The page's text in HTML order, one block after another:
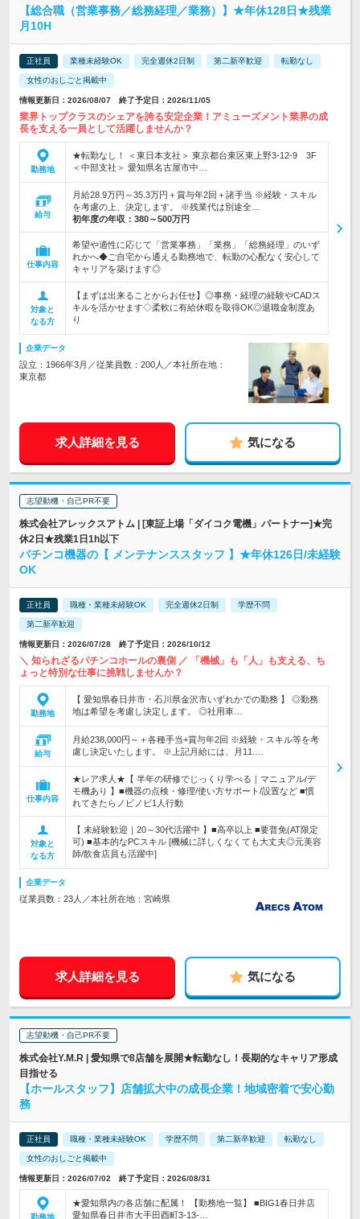
【総合職（営業事務／総務経理／業務）】★年休128日★残業
月10H
正社員 業種未経験OK 完全週休2日制 第二新卒歓迎 転勤なし
女性のおしごと掲載中
情報更新日：2026/08/07 終了予定日：2026/11/05
業界トップクラスのシェアを誇る安定企業！アミューズメント業界の成
長を支える一員として活躍しませんか？
勤務地
★転勤なし！ ＜東日本支社＞ 東京都台東区東上野3-12-9 3F
＜中部支社＞ 愛知県名古屋市中…
給与
月給28.9万円～35.3万円＋賞与年2回＋諸手当 ※経験・スキル
を考慮の上、決定します。 ※残業代は別途全…
初年度の年収： 380～500万円
仕事内容
希望や適性に応じて「営業事務」「業務」「総務経理」のいず
れかへ◆ご自宅から通える勤務地で、転勤の心配なく安心して
キャリアを築けます◎
対象と
なる方
【まずは出来ることからお任せ】◎事務・経理の経験やCADス
キルを活かせます◇柔軟に有給休暇を取得OK◎退職金制度あ
り
企業データ
設立：1966年3月／従業員数：200人／本社所在地：
東京都
求人詳細を見る 気になる
志望動機・自己PR不要
株式会社アレックスアトム | [東証上場「ダイコク電機」パートナー]★完
休2日★残業1日1h以下
パチンコ機器の【 メンテナンススタッフ 】★年休126日/未経験
OK
正社員 職種・業種未経験OK 完全週休2日制 学歴不問
第二新卒歓迎
情報更新日：2026/07/28 終了予定日：2026/10/12
＼ 知られざるパチンコホールの裏側 ／ 「機械」も「人」も支える、ち
ょっと特別な仕事に挑戦しませんか？
勤務地
【 愛知県春日井市・石川県金沢市いずれかでの勤務 】 ◎勤務
地は希望を考慮し決定します。 ◎社用車…
給与
月給238,000円～＋各種手当+賞与年2回 ※経験・スキル等を考
慮し決定いたします。 ※上記月給には、月11.…
仕事内容
★レア求人★【 半年の研修でじっくり学べる｜マニュアル/デ
モ機あり 】■機器の点検・修理/使い方サポート/設置など ■慣
れてきたらノビノビ1人行動
対象と
なる方
【 未経験歓迎｜20～30代活躍中 】■高卒以上 ■要普免(AT限定
可) ■基本的なPCスキル [機械に詳しくなくても大丈夫◎元美容
師/飲食店員も活躍中]
企業データ
従業員数：23人／本社所在地：宮崎県
求人詳細を見る 気になる
志望動機・自己PR不要
株式会社Y.M.R | 愛知県で8店舗を展開★転勤なし！長期的なキャリア形成
目指せる
【ホールスタッフ】店舗拡大中の成長企業！地域密着で安心勤
務
正社員 職種・業種未経験OK 学歴不問 第二新卒歓迎 転勤なし
女性のおしごと掲載中
情報更新日：2026/07/02 終了予定日：2026/08/31
勤務地
★愛知県内の各店舗に配属！ 【勤務地一覧】 ■BIG1春日井店
愛知県春日井市大手田酉町3-13-…